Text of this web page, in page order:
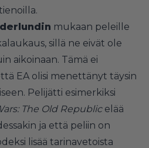
mukaan peleille
sillä ne eivät ole
aikoinaan. Tämä ei
EA olisi menettänyt täysin
Pelijätti esimerkiksi
The Old Republicelää
ja että peliin on
lisää tarinavetoista